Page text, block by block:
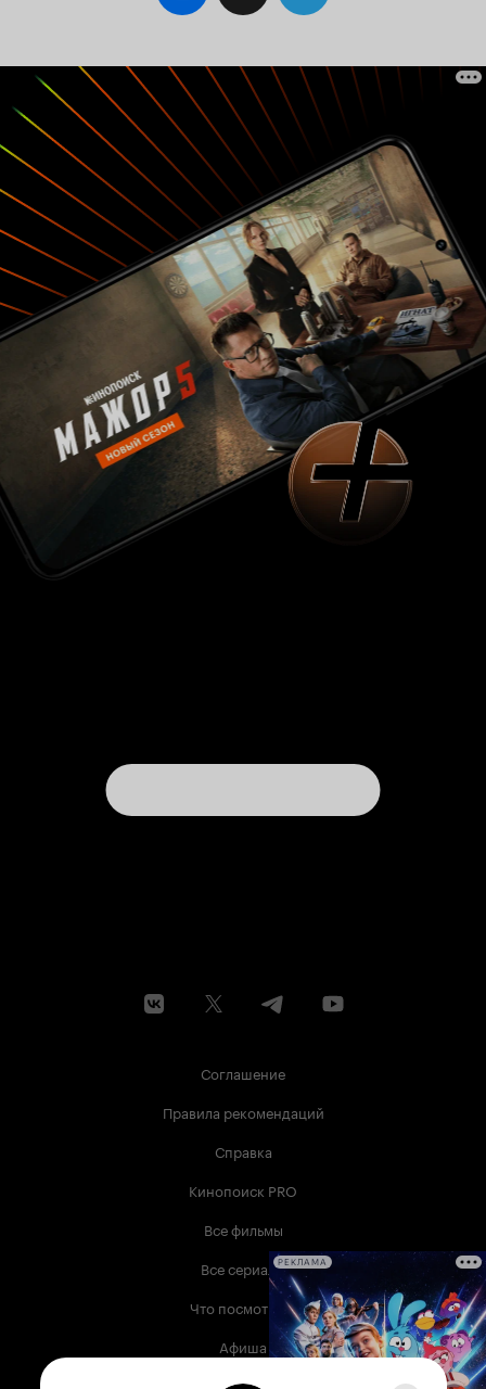
Соглашение
Правила рекомендаций
Справка
Кинопоиск PRO
Все фильмы
Все сериалы
Что посмотреть
Афиша
Музыка
РЕКЛАМА